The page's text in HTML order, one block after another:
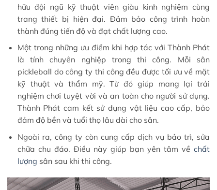
hữu đội ngũ kỹ thuật viên giàu kinh nghiệm cùng
trang thiết bị hiện đại. Đảm bảo công trình hoàn
thành đúng tiến độ và đạt chất lượng cao.
Một trong những ưu điểm khi hợp tác với Thành Phát
là tính chuyên nghiệp trong thi công. Mỗi sân
pickleball do công ty thi công đều được tối ưu về mặt
kỹ thuật và thẩm mỹ. Từ đó giúp mang lại trải
nghiệm chơi tuyệt vời và an toàn cho người sử dụng.
Thành Phát cam kết sử dụng vật liệu cao cấp, bảo
đảm độ bền và tuổi thọ lâu dài cho sân.
Ngoài ra, công ty còn cung cấp dịch vụ bảo trì, sửa
chữa chu đáo. Điều này giúp bạn yên tâm về chất
lượng sân sau khi thi công.